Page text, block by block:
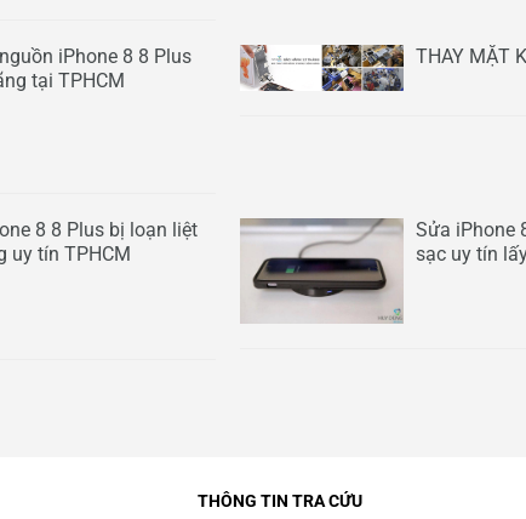
iPhone 8 8 Plus
tại TPHCM
THAY MẶT
8 8 Plus bị loạn liệt
uy tín TPHCM
Sửa iPhone
sạc uy tín
THÔNG TIN TRA CỨU